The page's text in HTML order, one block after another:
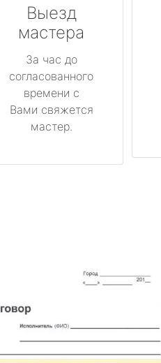
Выезд
мастера
За час до
согласованного
времени с
Вами свяжется
мастер.